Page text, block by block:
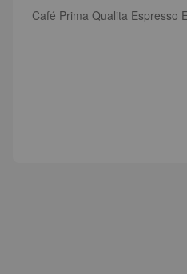
Café Prima Qualita Espresso